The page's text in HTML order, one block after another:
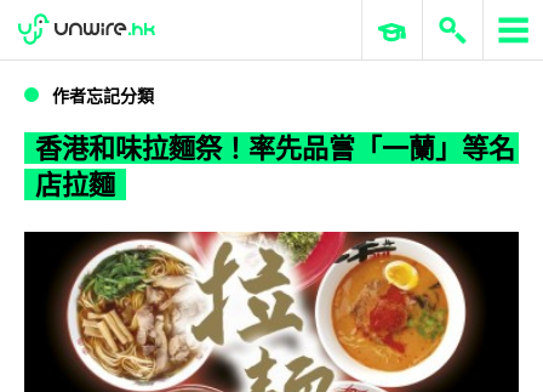
WWDC 2026 ERP 與商業 AI
作者忘記分類
香港和味拉麵祭！率先品嘗「一蘭」等名
店拉麵